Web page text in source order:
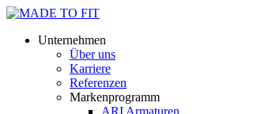
Unternehmen
Über uns
Karriere
Referenzen
Markenprogramm
ARI Armaturen